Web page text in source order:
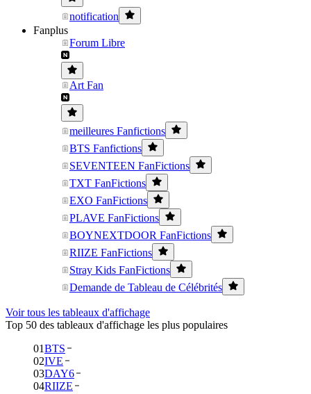
notification
Fanplus
Forum Libre
Art Fan
meilleures Fanfictions
BTS Fanfictions
SEVENTEEN FanFictions
TXT FanFictions
EXO FanFictions
PLAVE FanFictions
BOYNEXTDOOR FanFictions
RIIZE FanFictions
Stray Kids FanFictions
Demande de Tableau de Célébrités
Voir tous les tableaux d'affichage
Top 50 des tableaux d'affichage les plus populaires
01BTS
02IVE
03DAY6
04RIIZE